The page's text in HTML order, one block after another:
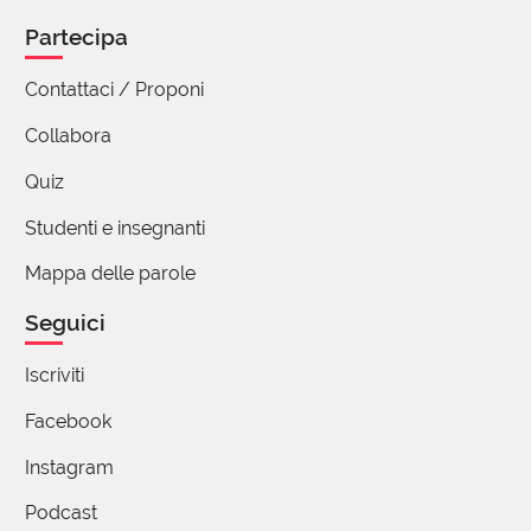
del nostro tempo.
ragazzi, che ci fanno fare di prima mattina
fantastici viaggi di 5 minuti.
14 Dicembre 2018 18:48
credo che la storia delle parole si adegui
anche religiosa; una parola non passa dal
'sacro' al 'profano arbitrariamente. la
significato di maschera tragica indossata
che indica il concetto spiritualmente più
Partecipa
Contattaci / Proponi
Collabora
Quiz
Studenti e insegnanti
Mappa delle parole
Seguici
Iscriviti
Facebook
Instagram
Podcast